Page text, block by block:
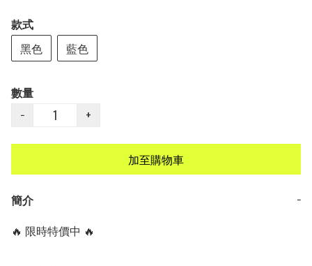
款式
黑色
藍色
數量
−
+
加至購物車
簡介
−
🔥 限時特價中 🔥